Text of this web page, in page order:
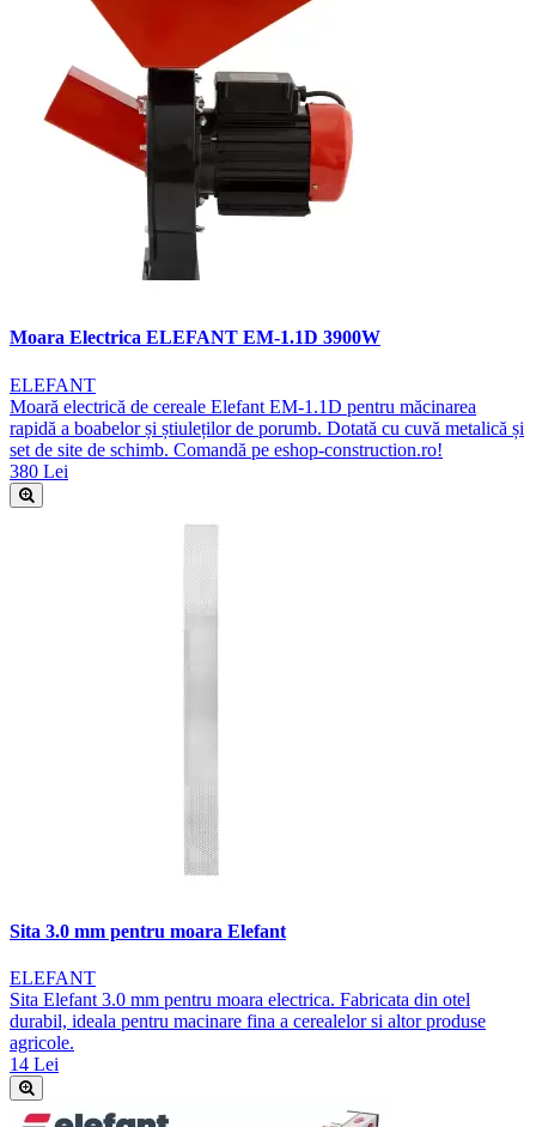
Moara Electrica ELEFANT EM-1.1D 3900W
ELEFANT
Moară electrică de cereale Elefant EM-1.1D pentru măcinarea
rapidă a boabelor și știuleților de porumb. Dotată cu cuvă metalică și
set de site de schimb. Comandă pe eshop-construction.ro!
380 Lei
Sita 3.0 mm pentru moara Elefant
ELEFANT
Sita Elefant 3.0 mm pentru moara electrica. Fabricata din otel
durabil, ideala pentru macinare fina a cerealelor si altor produse
agricole.
14 Lei